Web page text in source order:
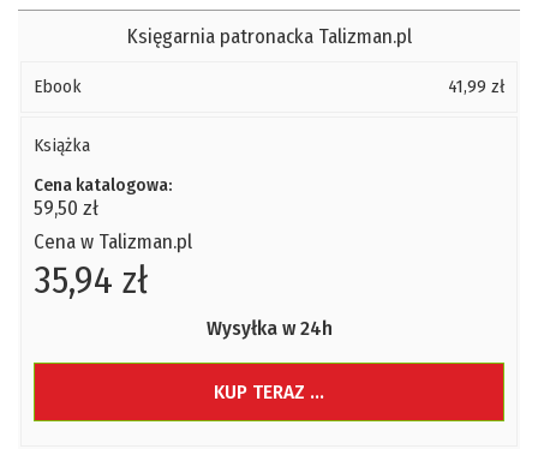
Księgarnia patronacka Talizman.pl
Ebook 41,99 zł
Książka
Cena katalogowa:
59,50 zł
Cena w Talizman.pl
35,94 zł
Wysyłka w 24h
KUP TERAZ ...